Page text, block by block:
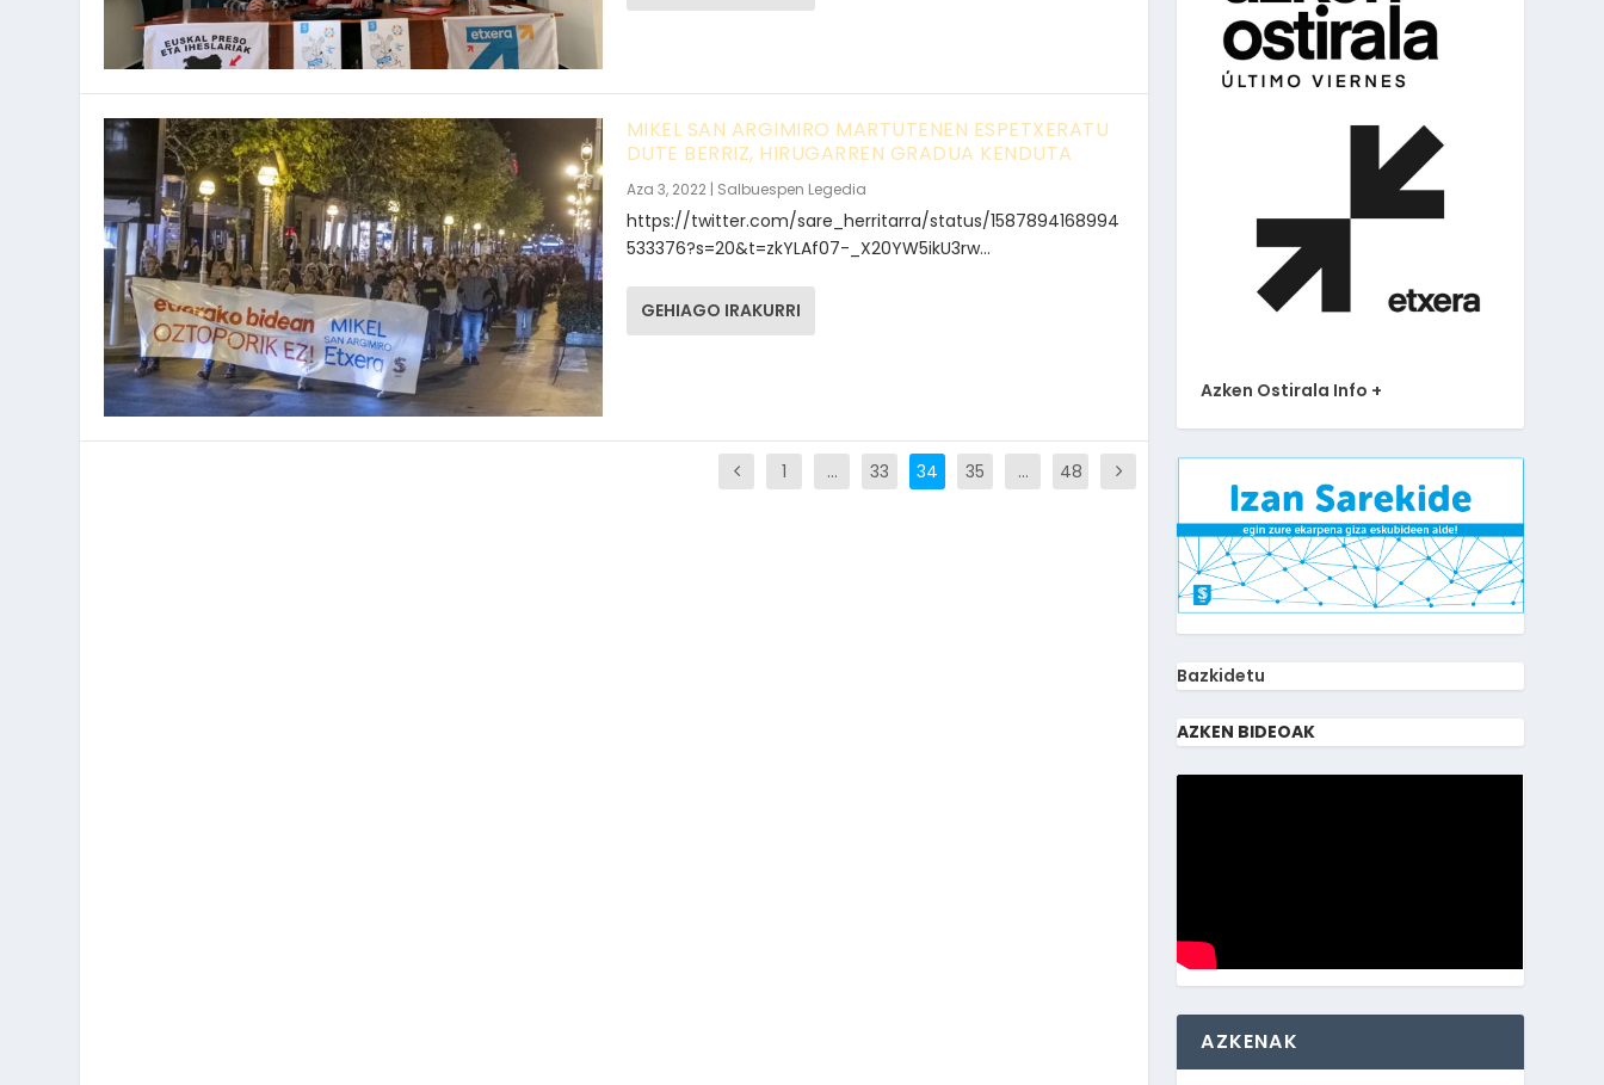
MIKEL SAN ARGIMIRO MARTUTENEN ESPETXERATU
DUTE BERRIZ, HIRUGARREN GRADUA KENDUTA
Aza 3, 2022| Salbuespen Legedia
https://twitter.com/sare_herritarra/status/1587894168994
533376?s=20&t=zkYLAf07-_X20YW5ikU3rw...
GEHIAGO IRAKURRI
1 … 33 34 35 … 48
Azken Ostirala Info +
Bazkidetu
AZKEN BIDEOAK
AZKENAK